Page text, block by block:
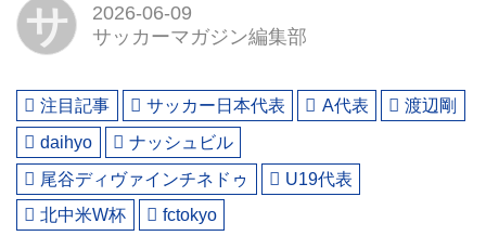
サ
2026-06-09
サッカーマガジン編集部
注目記事 サッカー日本代表 A代表
渡辺剛
daihyo
ナッシュビル
尾谷ディヴァインチネドゥ
U19代表
北中米W杯
fctokyo